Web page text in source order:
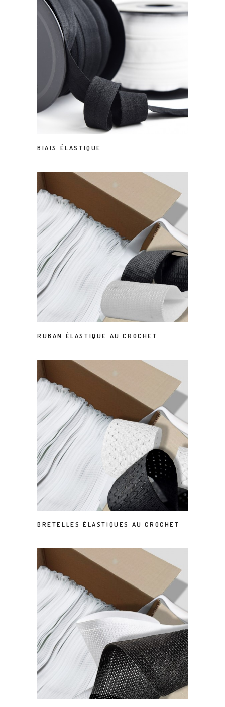
BIAIS ÉLASTIQUE
RUBAN ÉLASTIQUE AU CROCHET
BRETELLES ÉLASTIQUES AU CROCHET